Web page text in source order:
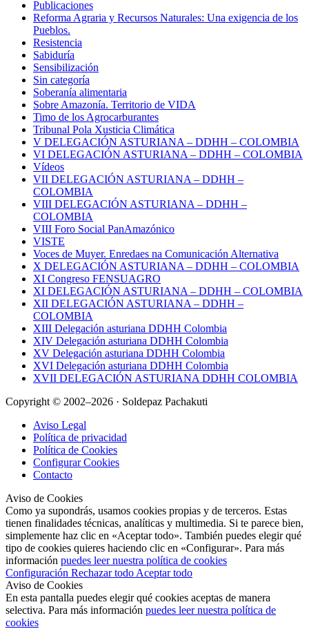
Publicaciones
Reforma Agraria y Recursos Naturales: Una exigencia de los
Pueblos.
Resistencia
Sabiduría
Sensibilización
Sin categoría
Soberanía alimentaria
Sobre Amazonía. Territorio de VIDA
Timo de los Agrocarburantes
Tribunal Pola Xusticia Climática
V DELEGACIÓN ASTURIANA – DDHH – COLOMBIA
VI DELEGACIÓN ASTURIANA – DDHH – COLOMBIA
Vídeos
VII DELEGACIÓN ASTURIANA – DDHH –
COLOMBIA
VIII DELEGACIÓN ASTURIANA – DDHH –
COLOMBIA
VIII Foro Social PanAmazónico
VISTE
Voces de Muyer. Enredaes na Comunicación Alternativa
X DELEGACIÓN ASTURIANA – DDHH – COLOMBIA
XI Congreso FENSUAGRO
XI DELEGACIÓN ASTURIANA – DDHH – COLOMBIA
XII DELEGACIÓN ASTURIANA – DDHH –
COLOMBIA
XIII Delegación asturiana DDHH Colombia
XIV Delegación asturiana DDHH Colombia
XV Delegación asturiana DDHH Colombia
XVI Delegación asturiana DDHH Colombia
XVII DELEGACIÓN ASTURIANA DDHH COLOMBIA
Copyright © 2002–2026 · Soldepaz Pachakuti
Aviso Legal
Política de privacidad
Política de Cookies
Configurar Cookies
Contacto
Aviso de Cookies
Como ya supondrás, usamos cookies propias y de terceros. Estas
tienen finalidades técnicas, analíticas y multimedia. Si te parece bien,
simplemente haz clic en «Aceptar todo». También puedes elegir qué
tipo de cookies quieres haciendo clic en «Configurar». Para más
información puedes leer nuestra política de cookies
Configuración Rechazar todo Aceptar todo
Aviso de Cookies
En esta pantalla puedes elegir qué cookies aceptas de manera
selectiva. Para más información puedes leer nuestra política de
cookies